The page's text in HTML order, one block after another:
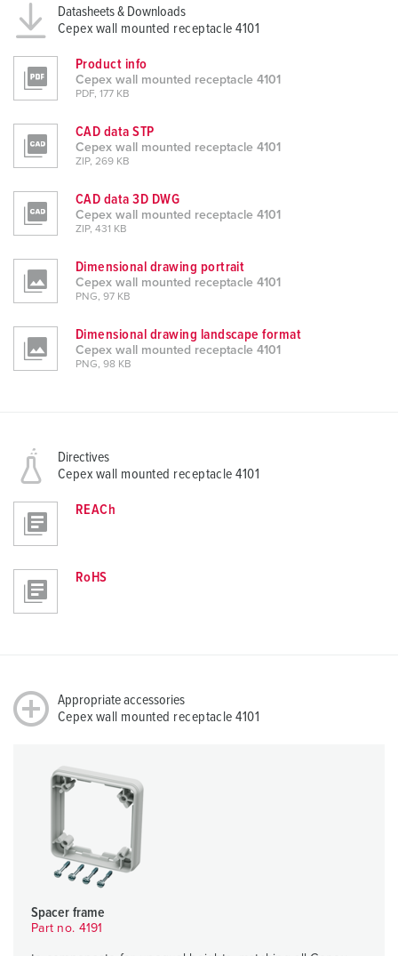
Datasheets & Downloads
Cepex wall mounted receptacle 4101
Product info
Cepex wall mounted receptacle 4101
PDF, 177 KB
CAD data STP
Cepex wall mounted receptacle 4101
ZIP, 269 KB
CAD data 3D DWG
Cepex wall mounted receptacle 4101
ZIP, 431 KB
Dimensional drawing portrait
Cepex wall mounted receptacle 4101
PNG, 97 KB
Dimensional drawing landscape format
Cepex wall mounted receptacle 4101
PNG, 98 KB
Directives
Cepex wall mounted receptacle 4101
REACh
RoHS
Appropriate accessories
Cepex wall mounted receptacle 4101
Spacer frame
Part no. 4191